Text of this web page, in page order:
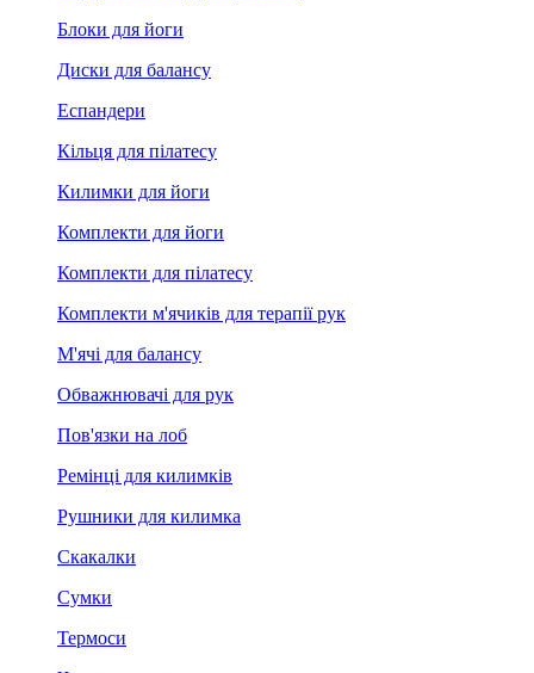
Блоки для йоги
Диски для балансу
Еспандери
Кільця для пілатесу
Килимки для йоги
Комплекти для йоги
Комплекти для пілатесу
Комплекти м'ячиків для терапії рук
М'ячі для балансу
Обважнювачі для рук
Пов'язки на лоб
Ремінці для килимків
Рушники для килимка
Скакалки
Сумки
Термоси